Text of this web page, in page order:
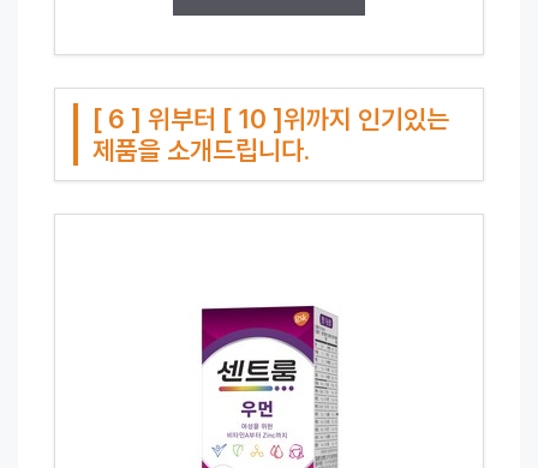
[ 6 ] 위부터 [ 10 ]위까지 인기있는
제품을 소개드립니다.